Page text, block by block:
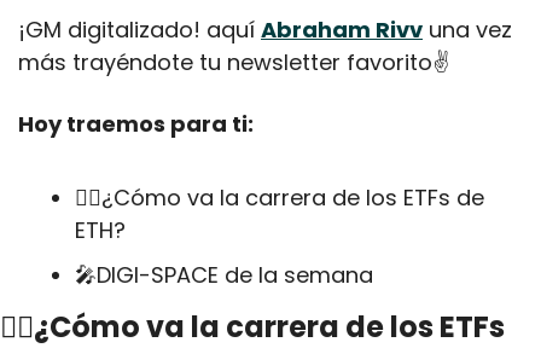
¡GM digitalizado! aquí Abraham Rivv una vez
más trayéndote tu newsletter favorito✌️
Hoy traemos para ti:
🏃‍♂¿Cómo va la carrera de los ETFs de
ETH?
🎤DIGI-SPACE de la semana
🏃‍♂¿Cómo va la carrera de los ETFs